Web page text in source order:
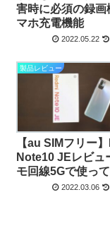
害時に必須の録画
マホ充電機能
2022.05.22
製品レビュー
【au SIMフリー
Note10 JEレビュ
モ回線5Gで使って
2022.03.06